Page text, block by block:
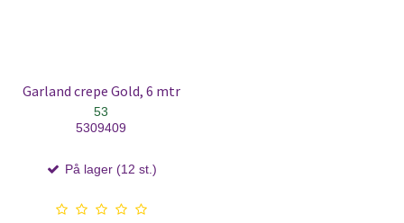
Garland crepe Gold, 6 mtr
53
5309409
På lager (12 st.)